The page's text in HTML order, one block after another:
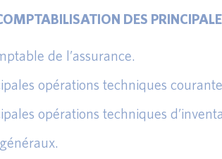
DES
de l’assurance.
opérations techniques
opérations techniques